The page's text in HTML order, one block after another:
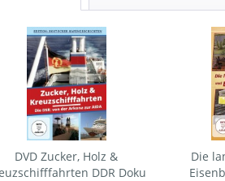
DVD Zucker, Holz &
DDR Doku
Die